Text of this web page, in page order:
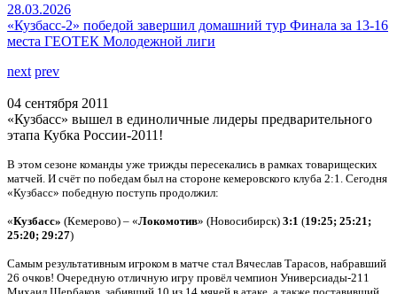
28.03.2026
«Кузбасс-2» победой завершил домашний тур Финала за 13-16
места ГЕОТЕК Молодежной лиги
next prev
04 сентября 2011
«Кузбасс» вышел в единоличные лидеры предварительного
этапа Кубка России-2011!
В этом сезоне команды уже трижды пересекались в рамках товарищеских
матчей. И счёт по победам был на стороне кемеровского клуба 2:1. Сегодня
«Кузбасс» победную поступь продолжил:
«Кузбасс» (Кемерово) – «Локомотив» (Новосибирск) 3:1 (19:25; 25:21;
25:20; 29:27)
Самым результативным игроком в матче стал Вячеслав Тарасов, набравший
26 очков! Очередную отличную игру провёл чемпион Универсиады-211